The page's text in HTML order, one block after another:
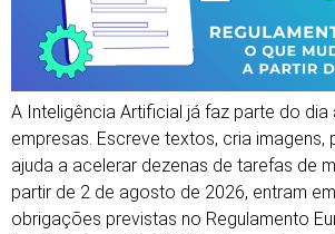
A Inteligência Artificial já faz parte do dia
empresas. Escreve textos, cria imagens,
ajuda a acelerar dezenas de tarefas de
partir de 2 de agosto de 2026, entram
obrigações previstas no Regulamento